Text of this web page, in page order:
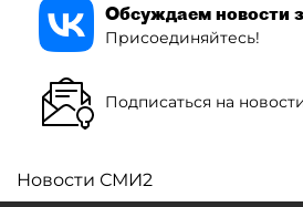
Обсуждаем новости
Присоединяйтесь!
Подписаться на
Новости СМИ2